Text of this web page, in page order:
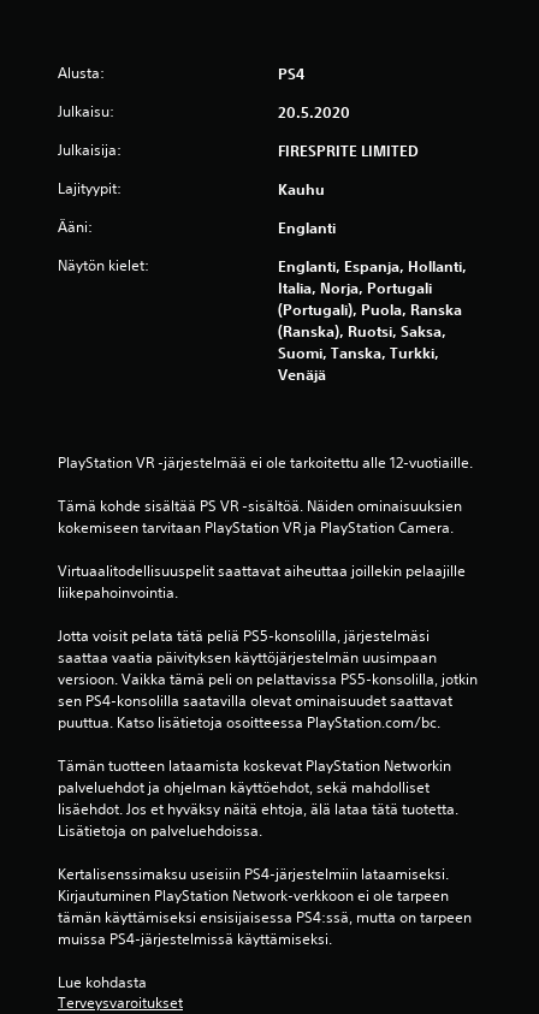
ä
5
9
6
v
o
s
t
e
l
Alusta: PS4
Julkaisu: 20.5.2020
Julkaisija: FIRESPRITE LIMITED
Lajityypit: Kauhu
Ääni: Englanti
Näytön kielet:
Englanti, Espanja, Hollanti,
Italia, Norja, Portugali
(Portugali), Puola, Ranska
(Ranska), Ruotsi, Saksa,
Suomi, Tanska, Turkki,
Venäjä
PlayStation VR -järjestelmää ei ole tarkoitettu alle 12-vuotiaille.
Tämä kohde sisältää PS VR ‑sisältöä. Näiden ominaisuuksien
kokemiseen tarvitaan PlayStation VR ja PlayStation Camera.
Virtuaalitodellisuuspelit saattavat aiheuttaa joillekin pelaajille
liikepahoinvointia.
Jotta voisit pelata tätä peliä PS5-konsolilla, järjestelmäsi
saattaa vaatia päivityksen käyttöjärjestelmän uusimpaan
versioon. Vaikka tämä peli on pelattavissa PS5-konsolilla, jotkin
sen PS4-konsolilla saatavilla olevat ominaisuudet saattavat
puuttua. Katso lisätietoja osoitteessa PlayStation.com/bc.
Tämän tuotteen lataamista koskevat PlayStation Networkin
palveluehdot ja ohjelman käyttöehdot, sekä mahdolliset
lisäehdot. Jos et hyväksy näitä ehtoja, älä lataa tätä tuotetta.
Lisätietoja on palveluehdoissa.
Kertalisenssimaksu useisiin PS4-järjestelmiin lataamiseksi.
Kirjautuminen PlayStation Network-verkkoon ei ole tarpeen
tämän käyttämiseksi ensisijaisessa PS4:ssä, mutta on tarpeen
muissa PS4-järjestelmissä käyttämiseksi.
Lue kohdasta
Terveysvaroitukset